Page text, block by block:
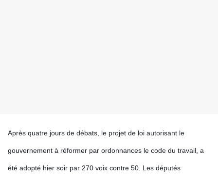
Après quatre jours de débats, le projet de loi autorisant le
gouvernement à réformer par ordonnances le code du travail, a
été adopté hier soir par 270 voix contre 50. Les députés